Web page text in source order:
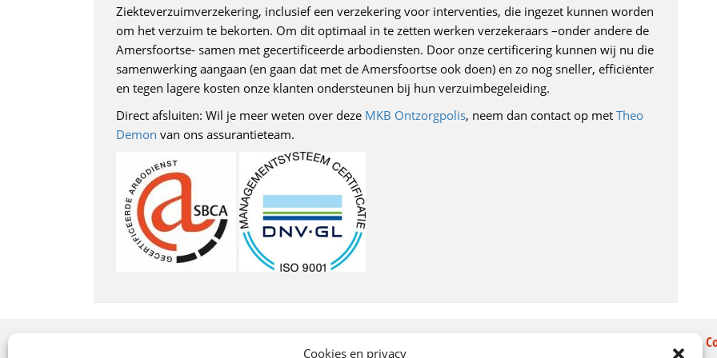
Cookies en privacy
Ziekteverzuimverzekering, inclusief een verzekering voor interventies, die ingezet kunnen worden
om het verzuim te bekorten. Om dit optimaal in te zetten werken verzekeraars –onder andere de
Amersfoortse- samen met gecertificeerde arbodiensten. Door onze certificering kunnen wij nu die
samenwerking aangaan (en gaan dat met de Amersfoortse ook doen) en zo nog sneller, efficiënter
en tegen lagere kosten onze klanten ondersteunen bij hun verzuimbegeleiding.
Direct afsluiten: Wil je meer weten over deze MKB Ontzorgpolis, neem dan contact op met Theo
Demon van ons assurantieteam.